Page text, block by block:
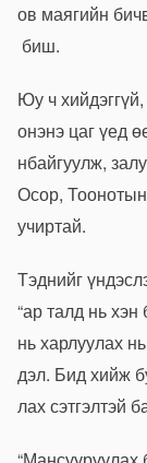
ов маягийн
биш.
Юу чхийдэггүй,
онэнэ цагүед
нбайгуулж,
Осор, Тоонотын
учиртай.
Тэднийг
“арталд ньхэн
ньхарлуулах нь
дэл. Бидхийж
лахсэтгэлтэй